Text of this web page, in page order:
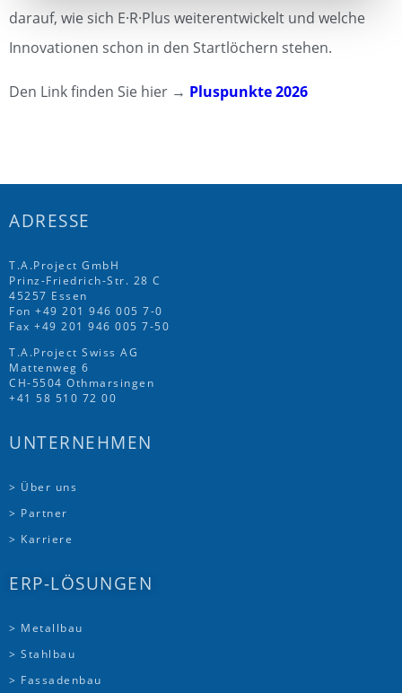
darauf, wie sich E·R·Plus weiterentwickelt und welche
Innovationen schon in den Startlöchern stehen.
Den Link finden Sie hier → Pluspunkte 2026
ADRESSE
T.A.Project GmbH
Prinz-Friedrich-Str. 28 C
45257 Essen
Fon +49 201 946 005 7-0
Fax +49 201 946 005 7-50
T.A.Project Swiss AG
Mattenweg 6
CH-5504 Othmarsingen
+41 58 510 72 00
UNTERNEHMEN
> Über uns
> Partner
> Karriere
ERP-LÖSUNGEN
> Metallbau
> Stahlbau
> Fassadenbau